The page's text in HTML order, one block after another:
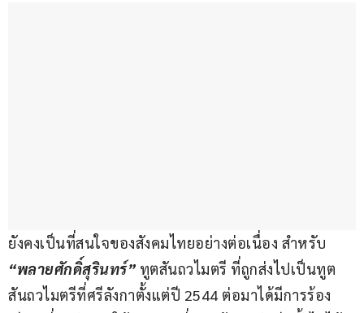
ยังคงเป็นที่สนใจของสังคมไทยอย่างต่อเนื่อง สำหรับ
“พลายศักดิ์สุรินทร์” ทูตสันถวไมตรี ที่ถูกส่งไปเป็นทูต
สันถวไมตรีที่ศรีลังกาตั้งแต่ปี 2544 ต่อมาได้มีการร้อง